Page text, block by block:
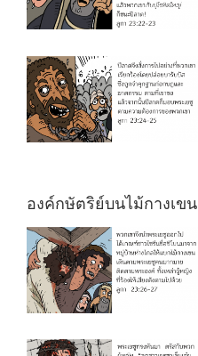
องค์กษัตริย์บนไม้กางเขน